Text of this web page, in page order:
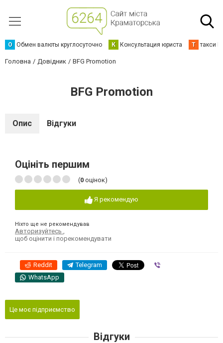
О Обмен валюты круглосуточно К Консультация юриста Т такси
Головна Довідник BFG Promotion
BFG Promotion
Опис Відгуки
Оцініть першим
(0 оцінок)
Я рекомендую
Ніхто ще не рекомендував
Авторизуйтесь
щоб оцінити і порекомендувати
Reddit Telegram
WhatsApp
Це моє підприємство
Відгуки